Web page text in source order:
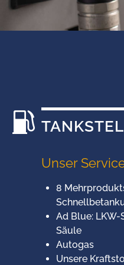
Unser
8
Ad Blue: LKW-
Säule
Autogas
Unsere